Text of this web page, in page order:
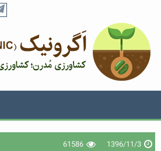
1396/11/3
61586